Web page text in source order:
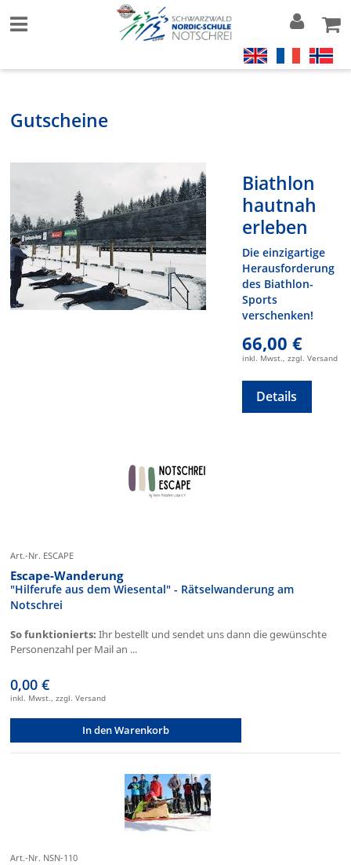
Gutscheine
Biathlon
hautnah
erleben
Die einzigartige
Herausforderung
des Biathlon-
Sports
verschenken!
66,00 €
inkl. Mwst., zzgl. Versand
Details
Art.-Nr. ESCAPE
Escape-Wanderung
"Hilferufe aus dem Wiesental" - Rätselwanderung am
Notschrei
So funktionierts: Ihr bestellt und sendet uns dann die gewünschte
Personenzahl per Mail an ...
0,00 €
inkl. Mwst., zzgl. Versand
In den Warenkorb
Art.-Nr. NSN-110